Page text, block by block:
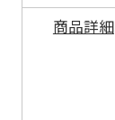
商品詳細